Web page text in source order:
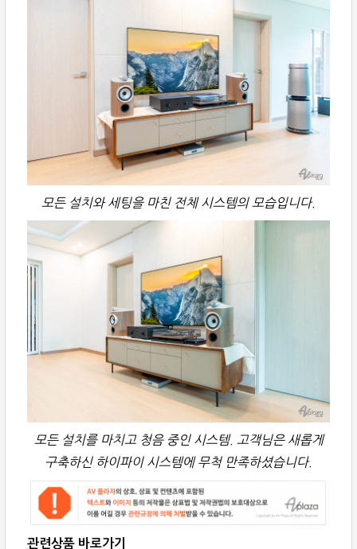
모든 설치와 세팅을 마친 전체 시스템의 모습입니다.
모든 설치를 마치고 청음 중인 시스템. 고객님은 새롭게
구축하신 하이파이 시스템에 무척 만족하셨습니다.